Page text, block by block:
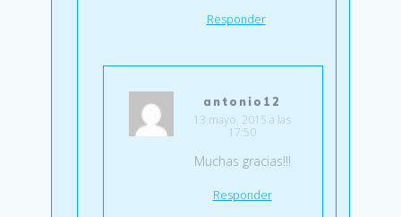
Responder
antonio12
13 mayo, 2015 a las
17:50
Muchas gracias!!!
Responder